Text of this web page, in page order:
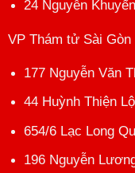
24 Nguyễn
VP Thám tử Sài Gòn
177 Nguyễn Văn
44 Huỳnh Thiện
654/6 Lạc Long
196 Nguyễn